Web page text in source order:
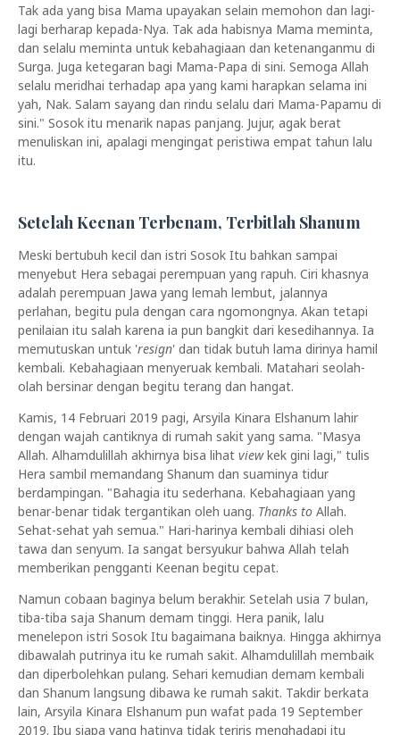
Tak ada yang bisa Mama upayakan selain memohon dan lagi-
lagi berharap kepada-Nya. Tak ada habisnya Mama meminta,
dan selalu meminta untuk kebahagiaan dan ketenanganmu di
Surga. Juga ketegaran bagi Mama-Papa di sini. Semoga Allah
selalu meridhai terhadap apa yang kami harapkan selama ini
yah, Nak. Salam sayang dan rindu selalu dari Mama-Papamu di
sini." Sosok itu menarik napas panjang. Jujur, agak berat
menuliskan ini, apalagi mengingat peristiwa empat tahun lalu
itu.
Setelah Keenan Terbenam, Terbitlah Shanum
Meski bertubuh kecil dan istri Sosok Itu bahkan sampai
menyebut Hera sebagai perempuan yang rapuh. Ciri khasnya
adalah perempuan Jawa yang lemah lembut, jalannya
perlahan, begitu pula dengan cara ngomongnya. Akan tetapi
penilaian itu salah karena ia pun bangkit dari kesedihannya. Ia
memutuskan untuk 'resign' dan tidak butuh lama dirinya hamil
kembali. Kebahagiaan menyeruak kembali. Matahari seolah-
olah bersinar dengan begitu terang dan hangat.
Kamis, 14 Februari 2019 pagi, Arsyila Kinara Elshanum lahir
dengan wajah cantiknya di rumah sakit yang sama. "Masya
Allah. Alhamdulillah akhirnya bisa lihat viewkek gini lagi," tulis
Hera sambil memandang Shanum dan suaminya tidur
berdampingan. "Bahagia itu sederhana. Kebahagiaan yang
benar-benar tidak tergantikan oleh uang. Thanks to Allah.
Sehat-sehat yah semua." Hari-harinya kembali dihiasi oleh
tawa dan senyum. Ia sangat bersyukur bahwa Allah telah
memberikan pengganti Keenan begitu cepat.
Namun cobaan baginya belum berakhir. Setelah usia 7 bulan,
tiba-tiba saja Shanum demam tinggi. Hera panik, lalu
menelepon istri Sosok Itu bagaimana baiknya. Hingga akhirnya
dibawalah putrinya itu ke rumah sakit. Alhamdulillah membaik
dan diperbolehkan pulang. Sehari kemudian demam kembali
dan Shanum langsung dibawa ke rumah sakit. Takdir berkata
lain, Arsyila Kinara Elshanum pun wafat pada 19 September
2019. Ibu siapa yang hatinya tidak teriris menghadapi itu